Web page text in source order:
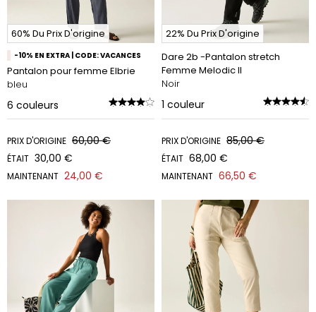
60% Du Prix D'origine
-10% EN EXTRA | CODE: VACANCES
Pantalon pour femme Elbrie
bleu
6 couleurs
PRIX D'ORIGINE 60,00 €
ÉTAIT 30,00 €
MAINTENANT 24,00 €
22% Du Prix D'origine
Dare 2b -Pantalon stretch
Femme Melodic II
Noir
1 couleur
PRIX D'ORIGINE 85,00 €
ÉTAIT 68,00 €
MAINTENANT 66,50 €